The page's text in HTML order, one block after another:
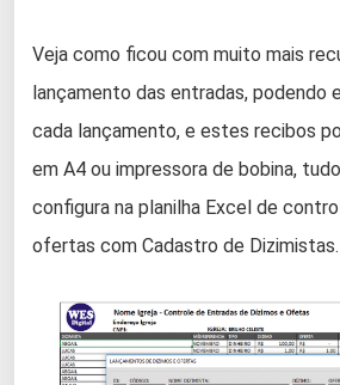
Veja como ficou com muito mais
lançamento das entradas, podendo
cada lançamento, e estes recibos
em A4 ou impressora de bobina,
configura na planilha Excel de
ofertas com Cadastro de Dizimistas.